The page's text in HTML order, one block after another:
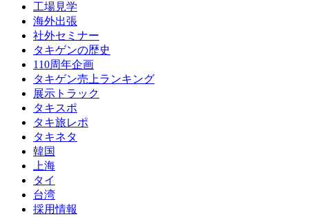
工場見学
海外出張
社外セミナー
タキゲンの歴史
110周年企画
タキゲン売上ランキング
展示トラック
タキスポ
タキ旅レポ
タキネタ
韓国
上海
タイ
台湾
採用情報